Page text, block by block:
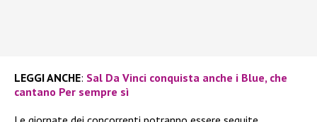
LEGGI ANCHE: Sal Da Vinci conquista anche i Blue, che
cantano Per sempre sì